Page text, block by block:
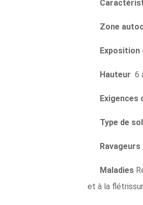
Zone
Exposition
Hauteur 6
Exigences
Type de sol
Ravageurs
Maladies
et à la